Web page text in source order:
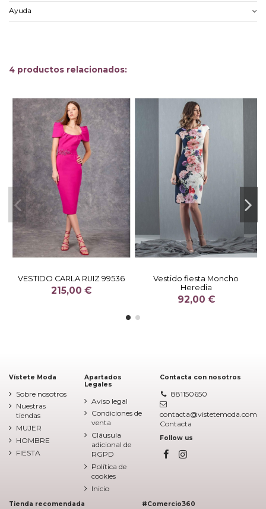
Ayuda
4 productos relacionados:
VESTIDO CARLA RUIZ 99536
215,00 €
Vestido fiesta Moncho
Heredia
92,00 €
Vístete Moda
Sobre nosotros
Nuestras
tiendas
MUJER
HOMBRE
FIESTA
Apartados
Legales
Aviso legal
Condiciones de
venta
Cláusula
adicional de
RGPD
Política de
cookies
Inicio
Contacta con nosotros
881150650
contacta@vistetemoda.com
Contacta
Follow us
Tienda recomendada #Comercio360